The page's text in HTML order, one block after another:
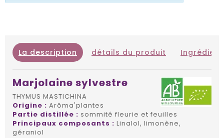
La description détails du produit
Marjolaine sylvestre
THYMUS MASTICHINA
Origine : Arôma'plantes
Partie distillée : sommité fleurie et feuilles
Principaux composants : Linalol, limonène,
géraniol